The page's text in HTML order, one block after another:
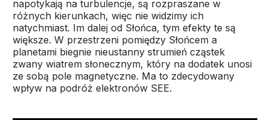
napotykają na turbulencje, są rozpraszane w
różnych kierunkach, więc nie widzimy ich
natychmiast. Im dalej od Słońca, tym efekty te są
większe. W przestrzeni pomiędzy Słońcem a
planetami biegnie nieustanny strumień cząstek
zwany wiatrem słonecznym, który na dodatek unosi
ze sobą pole magnetyczne. Ma to zdecydowany
wpływ na podróż elektronów SEE.